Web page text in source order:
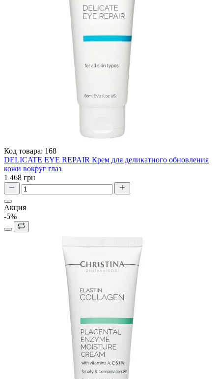
Код товара: 168
DELICATE EYE REPAIR Крем для деликатного обновления
кожи вокруг глаз
1 468 грн
Акция
-5%